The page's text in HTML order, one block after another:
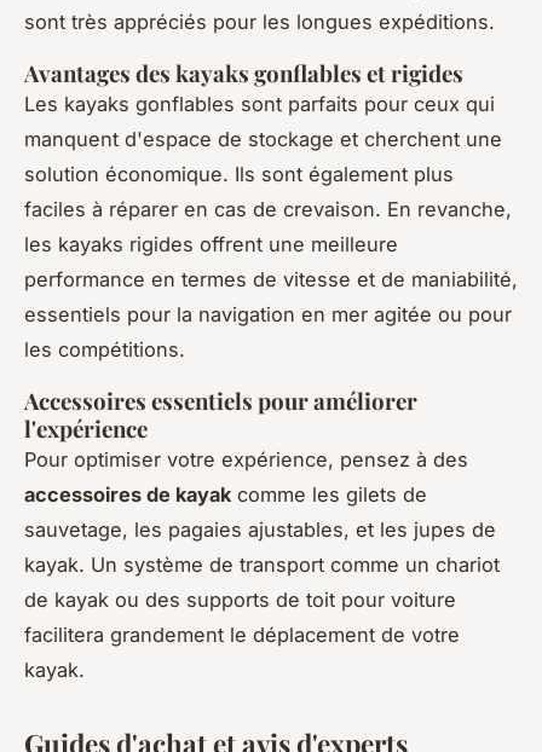
sont très appréciés pour les longues expéditions.
Avantages des kayaks gonflables et rigides
Les kayaks gonflables sont parfaits pour ceux qui
manquent d'espace de stockage et cherchent une
solution économique. Ils sont également plus
faciles à réparer en cas de crevaison. En revanche,
les kayaks rigides offrent une meilleure
performance en termes de vitesse et de maniabilité,
essentiels pour la navigation en mer agitée ou pour
les compétitions.
Accessoires essentiels pour améliorer
l'expérience
Pour optimiser votre expérience, pensez à des
accessoires de kayak comme les gilets de
sauvetage, les pagaies ajustables, et les jupes de
kayak. Un système de transport comme un chariot
de kayak ou des supports de toit pour voiture
facilitera grandement le déplacement de votre
kayak.
Guides d'achat et avis d'experts